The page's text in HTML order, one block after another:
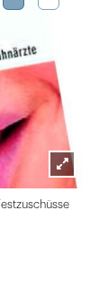
Lightbox
öffnen